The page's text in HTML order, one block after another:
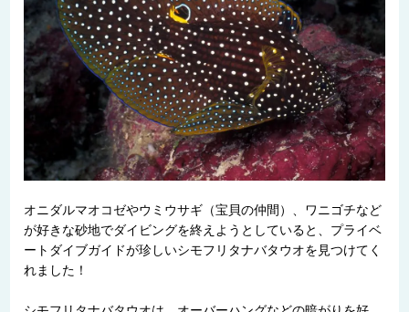
オニダルマオコゼやウミウサギ（宝貝の仲間）、ワニゴチなど
が好きな砂地でダイビングを終えようとしていると、プライベ
ートダイブガイドが珍しいシモフリタナバタウオを見つけてく
れました！